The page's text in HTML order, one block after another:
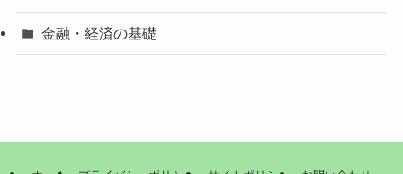
金融・経済の基礎